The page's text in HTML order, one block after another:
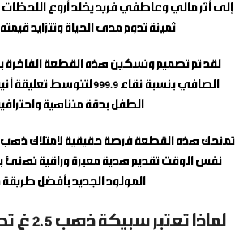
إلى أثر مالي وعاطفي فريد يخلد أروع
ثمينة تدوم مدى الحياة وتتزايد
الصافي بنسبة نقاء 999.9
الطفل بدقة متناهية
تمنحك هذه القطعة فرصة حقيقية لامتلاك
نفس الوقت تقديم هدية معبرة وراقية تهنئ
المولود الجديد بأفضل
لماذا